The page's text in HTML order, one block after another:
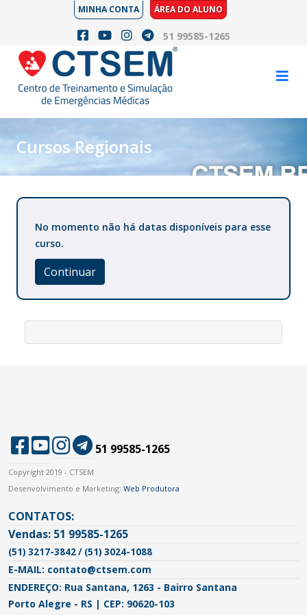
MINHA CONTA ÁREA DO ALUNO
51 99585-1265
Cursos Regionais
No momento não há datas disponíveis para esse
curso.
Continuar
51 99585-1265
Copyright 2019 - CTSEM
Desenvolvimento e Marketing: Web Produtora
CONTATOS:
Vendas: 51 99585-1265
(51) 3217-3842 / (51) 3024-1088
E-MAIL: contato@ctsem.com
ENDEREÇO: Rua Santana, 1263 - Bairro Santana
Porto Alegre - RS | CEP: 90620-103